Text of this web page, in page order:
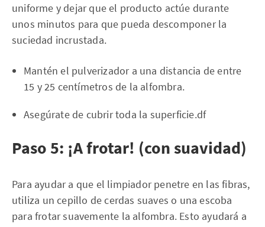
uniforme y dejar que el producto actúe durante
unos minutos para que pueda descomponer la
suciedad incrustada.
Mantén el pulverizador a una distancia de entre
15 y 25 centímetros de la alfombra.
Asegúrate de cubrir toda la superficie.df
Paso 5: ¡A frotar! (con suavidad)
Para ayudar a que el limpiador penetre en las fibras,
utiliza un cepillo de cerdas suaves o una escoba
para frotar suavemente la alfombra. Esto ayudará a